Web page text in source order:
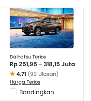
Daihatsu Terios
Rp 251,95 - 318,15 Juta
4.71 (99 Ulasan)
Harga Terios
Bandingkan